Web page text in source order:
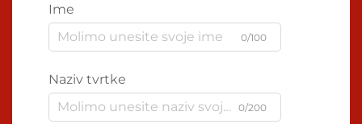
Ime
0/100
Naziv tvrtke
0/200